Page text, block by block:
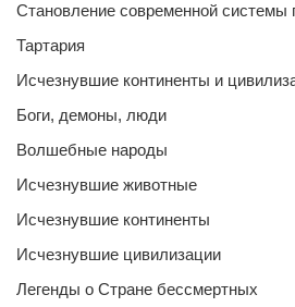
Становление современной системы
Тартария
Исчезнувшие континенты и
Боги, демоны, люди
Волшебные народы
Исчезнувшие животные
Исчезнувшие континенты
Исчезнувшие цивилизации
Легенды о Стране бессмертных